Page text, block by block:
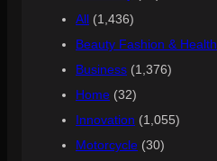
All (1,436)
Beauty Fashion & Health
Business (1,376)
Home (32)
Innovation (1,055)
Motorcycle (30)